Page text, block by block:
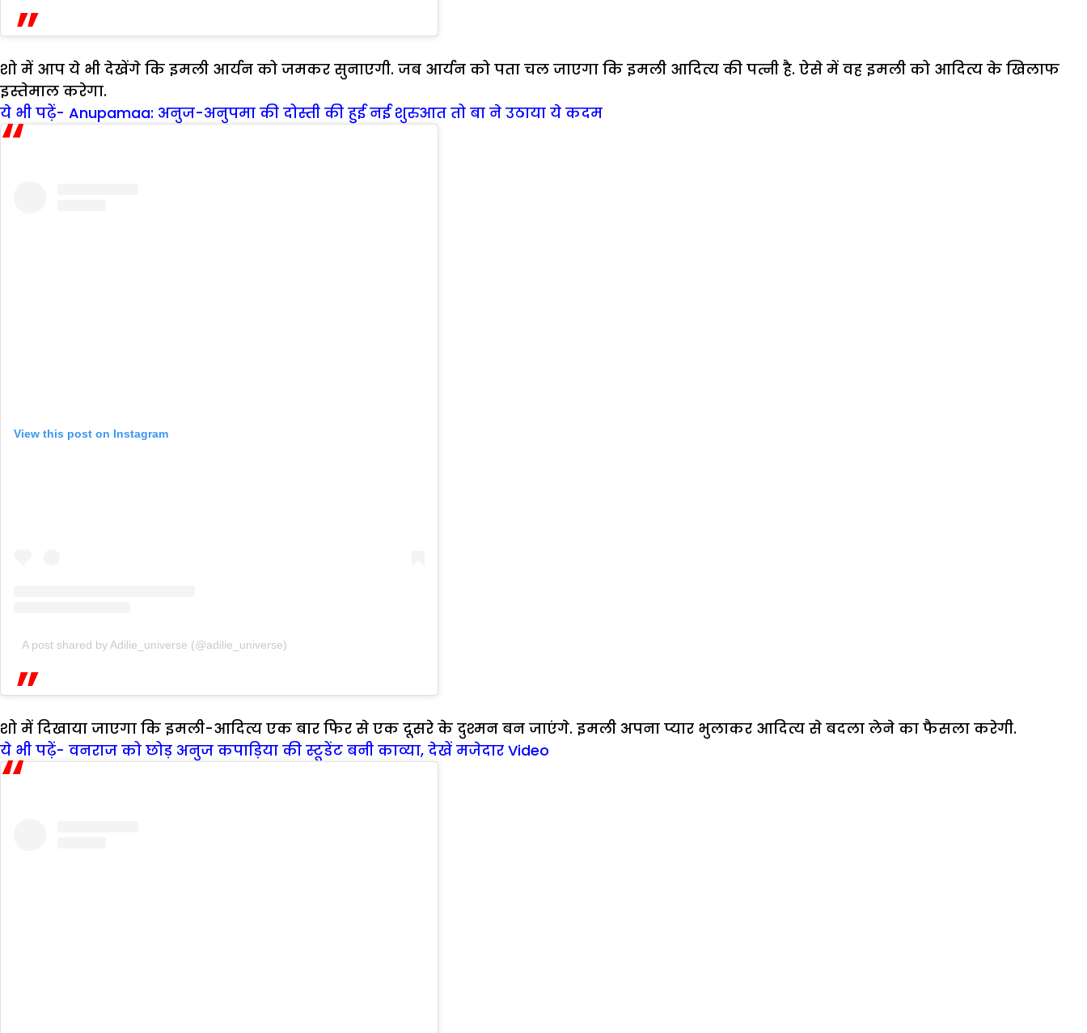
शो में आप ये भी देखेंगे कि इमली आर्यन को जमकर सुनाएगी. जब आर्यन को पता चल जाएगा कि इमली आदित्य की पत्नी है. ऐसे में वह इमली को आदित्य के खिलाफ
इस्तेमाल करेगा.
ये भी पढ़ें- Anupamaa: अनुज-अनुपमा की दोस्ती की हुई नई शुरुआत तो बा ने उठाया ये कदम
View this post on Instagram
A post shared by Adilie_universe (@adilie_universe)
शो में दिखाया जाएगा कि इमली-आदित्य एक बार फिर से एक दूसरे के दुश्मन बन जाएंगे. इमली अपना प्यार भुलाकर आदित्य से बदला लेने का फैसला करेगी.
ये भी पढ़ें- वनराज को छोड़ अनुज कपाड़िया की स्टूडेंट बनी काव्या, देखें मजेदार Video